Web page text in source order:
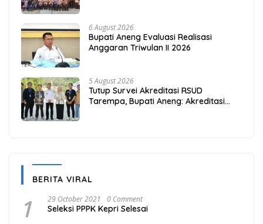
6 August 2026
Bupati Aneng Evaluasi Realisasi
Anggaran Triwulan II 2026
5 August 2026
Tutup Survei Akreditasi RSUD
Tarempa, Bupati Aneng: Akreditasi
BERITA VIRAL
1 29 October 2021 0 Comment
Seleksi PPPK Kepri Selesai